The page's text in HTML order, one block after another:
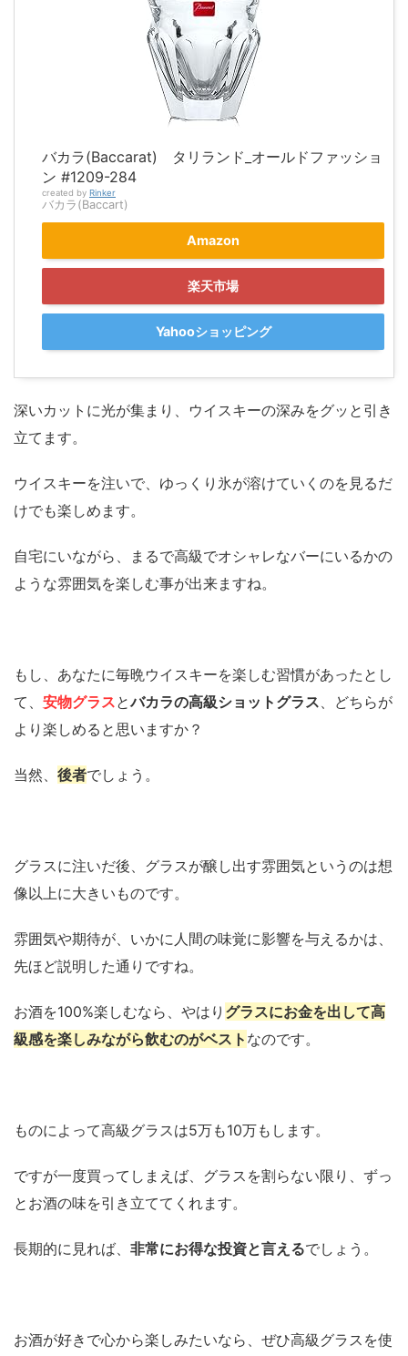
バカラ(Baccarat) タリランド_オールドファッショ
ン #1209-284
created by Rinker
バカラ(Baccart)
Amazon
楽天市場
Yahooショッピング
深いカットに光が集まり、ウイスキーの深みをグッと引き
立てます。
ウイスキーを注いで、ゆっくり氷が溶けていくのを見るだ
けでも楽しめます。
自宅にいながら、まるで高級でオシャレなバーにいるかの
ような雰囲気を楽しむ事が出来ますね。
もし、あなたに毎晩ウイスキーを楽しむ習慣があったとし
て、 安物グラスとバカラの高級ショットグラス 、どちらが
より楽しめると思いますか？
当然、 後者でしょう。
グラスに注いだ後、グラスが醸し出す雰囲気というのは想
像以上に大きいものです。
雰囲気や期待が、いかに人間の味覚に影響を与えるかは、
先ほど説明した通りですね。
お酒を100%楽しむなら、やはり グラスにお金を出して高
級感を楽しみながら飲むのがベスト なのです。
ものによって高級グラスは5万も10万もします。
ですが一度買ってしまえば、グラスを割らない限り、ずっ
とお酒の味を引き立ててくれます。
長期的に見れば、 非常にお得な投資と言えるでしょう。
お酒が好きで心から楽しみたいなら、ぜひ高級グラスを使